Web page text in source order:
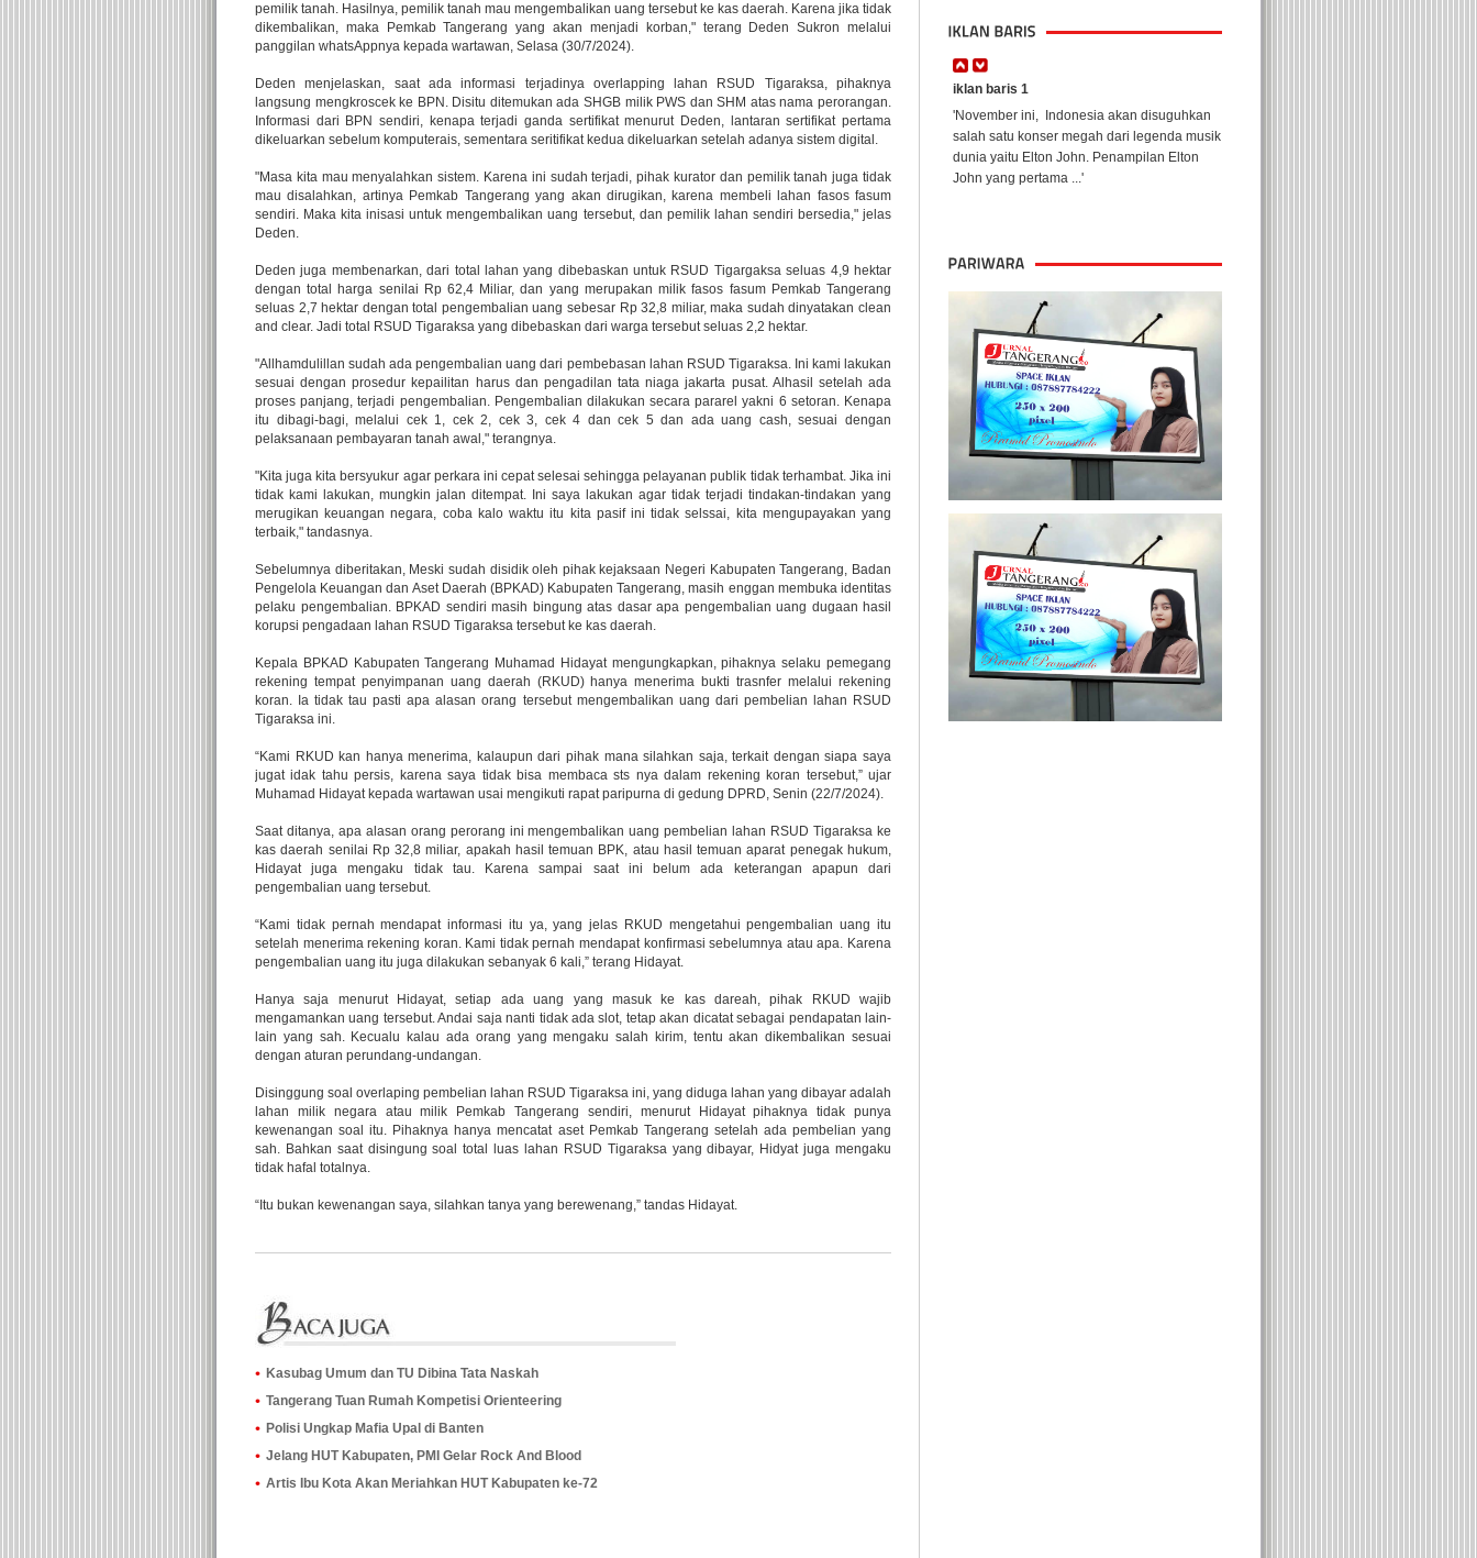
pemilik tanah. Hasilnya, pemilik tanah mau mengembalikan uang tersebut ke kas daerah. Karena jika tidak
dikembalikan, maka Pemkab Tangerang yang akan menjadi korban," terang Deden Sukron melalui
panggilan whatsAppnya kepada wartawan, Selasa (30/7/2024).
Deden menjelaskan, saat ada informasi terjadinya overlapping lahan RSUD Tigaraksa, pihaknya
langsung mengkroscek ke BPN. Disitu ditemukan ada SHGB milik PWS dan SHM atas nama perorangan.
Informasi dari BPN sendiri, kenapa terjadi ganda sertifikat menurut Deden, lantaran sertifikat pertama
dikeluarkan sebelum komputerais, sementara seritifikat kedua dikeluarkan setelah adanya sistem digital.
"Masa kita mau menyalahkan sistem. Karena ini sudah terjadi, pihak kurator dan pemilik tanah juga tidak
mau disalahkan, artinya Pemkab Tangerang yang akan dirugikan, karena membeli lahan fasos fasum
sendiri. Maka kita inisasi untuk mengembalikan uang tersebut, dan pemilik lahan sendiri bersedia," jelas
Deden.
Deden juga membenarkan, dari total lahan yang dibebaskan untuk RSUD Tigargaksa seluas 4,9 hektar
dengan total harga senilai Rp 62,4 Miliar, dan yang merupakan milik fasos fasum Pemkab Tangerang
seluas 2,7 hektar dengan total pengembalian uang sebesar Rp 32,8 miliar, maka sudah dinyatakan clean
and clear. Jadi total RSUD Tigaraksa yang dibebaskan dari warga tersebut seluas 2,2 hektar.
"Allhamdulillan sudah ada pengembalian uang dari pembebasan lahan RSUD Tigaraksa. Ini kami lakukan
sesuai dengan prosedur kepailitan harus dan pengadilan tata niaga jakarta pusat. Alhasil setelah ada
proses panjang, terjadi pengembalian. Pengembalian dilakukan secara pararel yakni 6 setoran. Kenapa
itu dibagi-bagi, melalui cek 1, cek 2, cek 3, cek 4 dan cek 5 dan ada uang cash, sesuai dengan
pelaksanaan pembayaran tanah awal," terangnya.
"Kita juga kita bersyukur agar perkara ini cepat selesai sehingga pelayanan publik tidak terhambat. Jika ini
tidak kami lakukan, mungkin jalan ditempat. Ini saya lakukan agar tidak terjadi tindakan-tindakan yang
merugikan keuangan negara, coba kalo waktu itu kita pasif ini tidak selssai, kita mengupayakan yang
terbaik," tandasnya.
Sebelumnya diberitakan, Meski sudah disidik oleh pihak kejaksaan Negeri Kabupaten Tangerang, Badan
Pengelola Keuangan dan Aset Daerah (BPKAD) Kabupaten Tangerang, masih enggan membuka identitas
pelaku pengembalian. BPKAD sendiri masih bingung atas dasar apa pengembalian uang dugaan hasil
korupsi pengadaan lahan RSUD Tigaraksa tersebut ke kas daerah.
Kepala BPKAD Kabupaten Tangerang Muhamad Hidayat mengungkapkan, pihaknya selaku pemegang
rekening tempat penyimpanan uang daerah (RKUD) hanya menerima bukti trasnfer melalui rekening
koran. Ia tidak tau pasti apa alasan orang tersebut mengembalikan uang dari pembelian lahan RSUD
Tigaraksa ini.
“Kami RKUD kan hanya menerima, kalaupun dari pihak mana silahkan saja, terkait dengan siapa saya
jugat idak tahu persis, karena saya tidak bisa membaca sts nya dalam rekening koran tersebut,” ujar
Muhamad Hidayat kepada wartawan usai mengikuti rapat paripurna di gedung DPRD, Senin (22/7/2024).
Saat ditanya, apa alasan orang perorang ini mengembalikan uang pembelian lahan RSUD Tigaraksa ke
kas daerah senilai Rp 32,8 miliar, apakah hasil temuan BPK, atau hasil temuan aparat penegak hukum,
Hidayat juga mengaku tidak tau. Karena sampai saat ini belum ada keterangan apapun dari
pengembalian uang tersebut.
“Kami tidak pernah mendapat informasi itu ya, yang jelas RKUD mengetahui pengembalian uang itu
setelah menerima rekening koran. Kami tidak pernah mendapat konfirmasi sebelumnya atau apa. Karena
pengembalian uang itu juga dilakukan sebanyak 6 kali,” terang Hidayat.
Hanya saja menurut Hidayat, setiap ada uang yang masuk ke kas dareah, pihak RKUD wajib
mengamankan uang tersebut. Andai saja nanti tidak ada slot, tetap akan dicatat sebagai pendapatan lain-
lain yang sah. Kecualu kalau ada orang yang mengaku salah kirim, tentu akan dikembalikan sesuai
dengan aturan perundang-undangan.
Disinggung soal overlaping pembelian lahan RSUD Tigaraksa ini, yang diduga lahan yang dibayar adalah
lahan milik negara atau milik Pemkab Tangerang sendiri, menurut Hidayat pihaknya tidak punya
kewenangan soal itu. Pihaknya hanya mencatat aset Pemkab Tangerang setelah ada pembelian yang
sah. Bahkan saat disingung soal total luas lahan RSUD Tigaraksa yang dibayar, Hidyat juga mengaku
tidak hafal totalnya.
“Itu bukan kewenangan saya, silahkan tanya yang berewenang,” tandas Hidayat.
Kasubag Umum dan TU Dibina Tata Naskah
Tangerang Tuan Rumah Kompetisi Orienteering
Polisi Ungkap Mafia Upal di Banten
Jelang HUT Kabupaten, PMI Gelar Rock And Blood
Artis Ibu Kota Akan Meriahkan HUT Kabupaten ke-72
iklan baris 1
'November ini, Indonesia akan disuguhkan
salah satu konser megah dari legenda musik
dunia yaitu Elton John. Penampilan Elton
John yang pertama ...'